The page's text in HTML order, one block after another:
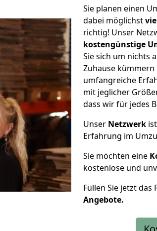
Sie planen einen
dabei möglichst
richtig! Unser
kostengünstige
Sie sich um nichts
Zuhause
umfangreiche
mit jeglicher
dass wir für jedes
Unser Netzwerk
Erfahrung im
Sie möchten eine
kostenlose und
Füllen Sie jetzt
Angebote.